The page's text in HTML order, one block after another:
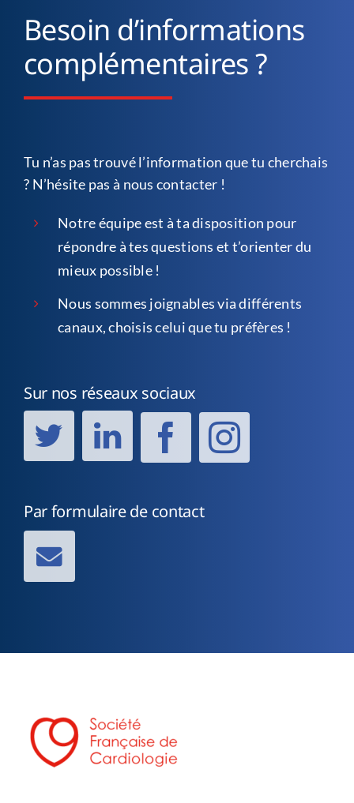
Besoin d’informations
complémentaires ?
Tu n’as pas trouvé l’information que tu cherchais
? N’hésite pas à nous contacter !
Notre équipe est à ta disposition pour
répondre à tes questions et t’orienter du
mieux possible !
Nous sommes joignables via différents
canaux, choisis celui que tu préfères !
Sur nos réseaux sociaux
Par formulaire de contact